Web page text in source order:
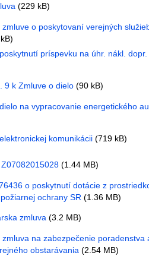
(229 kB)
zmluve o poskytovaní verejných
príspevku na úhr. nákl. dopr.
9 k Zmluve o dielo (90 kB)
na vypracovanie energetického
komunikácii (719 kB)
(1.44 MB)
o poskytnutí dotácie z
ochrany SR (1.36 MB)
zmluva (3.2 MB)
zmluva na zabezpečenie poradenstva
obstarávania (2.54 MB)